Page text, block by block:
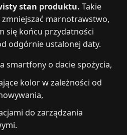
stan produktu. Takie
marnotrawstwo,
się końcu przydatności
odgórnie ustalonej daty.
smartfony o dacie spożycia,
kolor w zależności od
do zarządzania